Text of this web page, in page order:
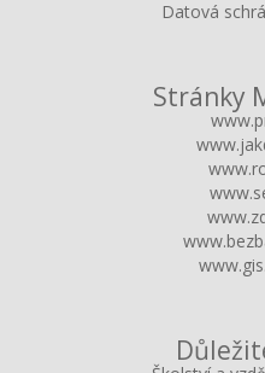
Datová
Stránky